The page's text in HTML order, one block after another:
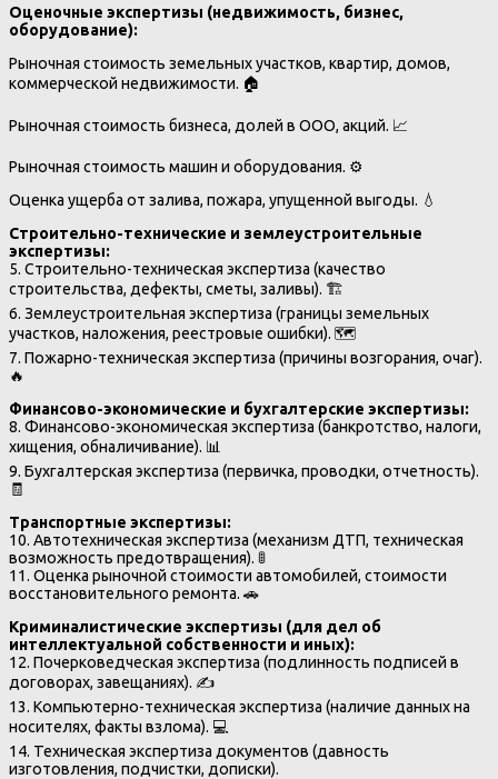
Оценочные экспертизы (недвижимость, бизнес,
оборудование):
Рыночная стоимость земельных участков, квартир, домов,
коммерческой недвижимости. 🏠
Рыночная стоимость бизнеса, долей в ООО, акций. 📈
Рыночная стоимость машин и оборудования. ⚙️
Оценка ущерба от залива, пожара, упущенной выгоды. 💧
Строительно-технические и землеустроительные
экспертизы:
5. Строительно-техническая экспертиза (качество
строительства, дефекты, сметы, заливы). 🏗️
6. Землеустроительная экспертиза (границы земельных
участков, наложения, реестровые ошибки). 🗺️
7. Пожарно-техническая экспертиза (причины возгорания, очаг).
🔥
Финансово-экономические и бухгалтерские экспертизы:
8. Финансово-экономическая экспертиза (банкротство, налоги,
хищения, обналичивание). 📊
9. Бухгалтерская экспертиза (первичка, проводки, отчетность).
🧾
Транспортные экспертизы:
10. Автотехническая экспертиза (механизм ДТП, техническая
возможность предотвращения). 🚦
11. Оценка рыночной стоимости автомобилей, стоимости
восстановительного ремонта. 🚗
Криминалистические экспертизы (для дел об
интеллектуальной собственности и иных):
12. Почерковедческая экспертиза (подлинность подписей в
договорах, завещаниях). ✍️
13. Компьютерно-техническая экспертиза (наличие данных на
носителях, факты взлома). 💻
14. Техническая экспертиза документов (давность
изготовления, подчистки, дописки).